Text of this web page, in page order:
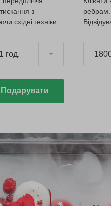
з
східні техніки.
1 год.
Подарувати
ребрам.